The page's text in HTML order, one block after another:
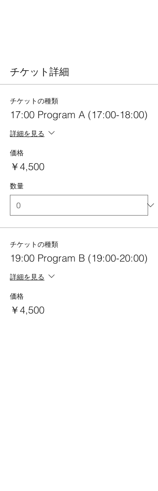
チケット詳細
チケットの種類
17:00 Program A (17:00-18:00)
詳細を見る
価格
￥4,500
数量
チケットの種類
19:00 Program B (19:00-20:00)
詳細を見る
価格
￥4,500